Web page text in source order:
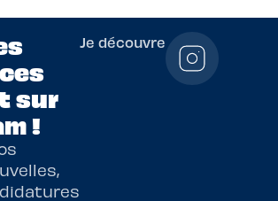
sur
!
Je découvre